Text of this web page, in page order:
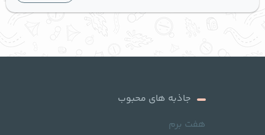
جاذبه های محبوب
هفت برم